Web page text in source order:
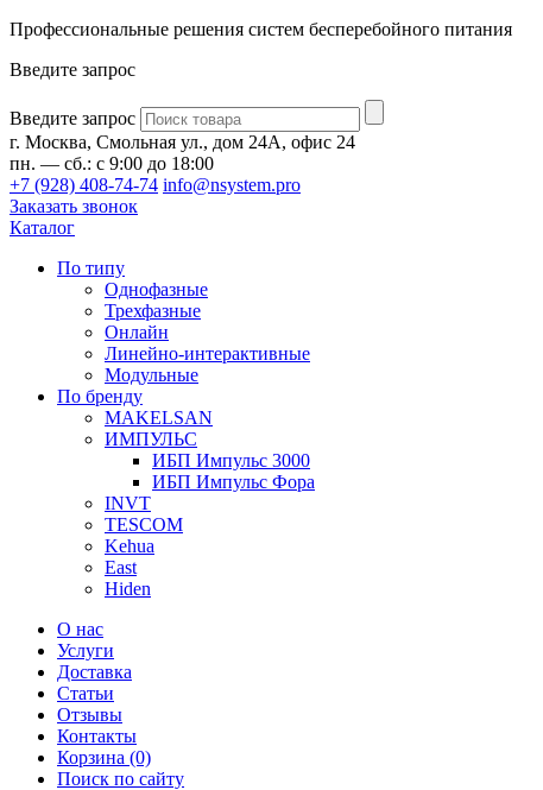
Профессиональные решения систем бесперебойного питания
Введите запрос
Введите запрос
г. Москва, Смольная ул., дом 24А, офис 24
пн. — сб.: с 9:00 до 18:00
+7 (928) 408-74-74 info@nsystem.pro
Заказать звонок
Каталог
По типу
Однофазные
Трехфазные
Онлайн
Линейно-интерактивные
Модульные
По бренду
MAKELSAN
ИМПУЛЬС
ИБП Импульс 3000
ИБП Импульс Фора
INVT
TESCOM
Kehua
East
Hiden
О нас
Услуги
Доставка
Статьи
Отзывы
Контакты
Корзина (0)
Поиск по сайту